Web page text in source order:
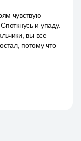
чувствую
и упаду.
вы все
потому что